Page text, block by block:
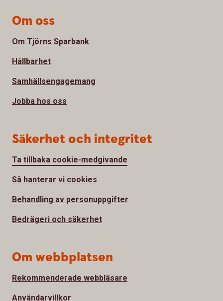
Om oss
Om Tjörns Sparbank
Hållbarhet
Samhällsengagemang
Jobba hos oss
Säkerhet och integritet
Ta tillbaka cookie-medgivande
Så hanterar vi cookies
Behandling av personuppgifter
Bedrägeri och säkerhet
Om webbplatsen
Rekommenderade webbläsare
Användarvillkor